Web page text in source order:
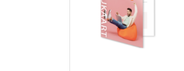
Bekijk meer informatie